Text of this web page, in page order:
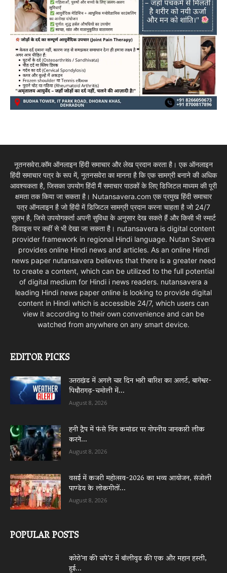
नूतनसवेरा.कॉम ऑनलाइन हिंदी समाचार और लेख प्रदान करता है। एक ऑनलाइन
हिंदी समाचार पत्र के रूप में, नूतनसवेरा का मानना है कि एक सामग्री बनाने की अधिक
आवश्यकता है, जिसका उपयोग हिंदी मैं समाचार पाठकों के लिए डिजिटल माध्यम की पूरी
क्षमता तक किया जा सकता है। Nutansavera.com एक प्रमुख हिंदी समाचार
पत्र ऑनलाइन है जो हिंदी में डिजिटल सामग्री प्रदान करना चाहता है जो 24/7
सुलभ है, जिसे उपयोगकर्ता अपनी सुविधा के अनुसार देख सकते हैं और किसी भी स्मार्ट
डिवाइस पर कहीं से भी देखा जा सकता है। nutansavera is digital content
provider framework in regional Hindi language. Nutan Savera
provides online Hindi news and articles. As an online Hindi
news paper nutansavera believes that there is a greater need
to create a content, which can be utilized to the full potential
of digital medium for Hindi i news readers. nutansavera a
leading Hindi news paper online is looking to provide digital
content in Hindi which is accessible 24/7, which users can
view it according to their own convenience and can be
watched from anywhere on any smart device.
EDITOR PICKS
उत्तराखंड में अगले चार दिन भारी बारिश का अलर्ट, बागेश्वर-
पिथौरागढ़-चमोली में...
August 8, 2026
हनी ट्रैप में फंसे विंग कमांडर पर गोपनीय जानकारी लीक
करने...
August 8, 2026
वसई में कजरी महोत्सव-2026 का भव्य आयोजन, संजोली
पाण्डेय के लोकगीतों...
August 8, 2026
POPULAR POSTS
कोरो’ना की चपे’ट में बॉलीवुड की एक और महान हस्ती,
हुई...